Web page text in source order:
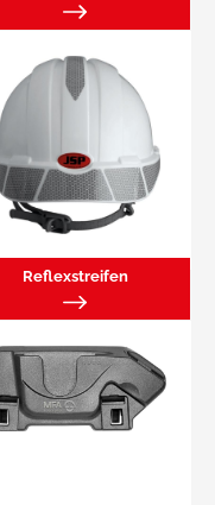
Reflexstreifen